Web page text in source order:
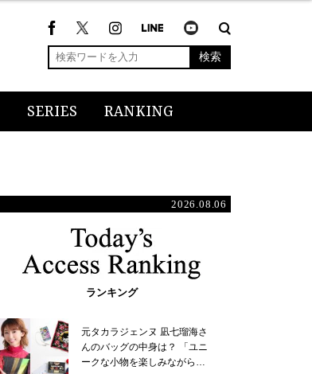
検索
SERIES RANKING
2026.08.06
ランキング
元タカラジェンヌ 凪七瑠海さ
んのバッグの中身は？ 「ユニ
ークな小物を楽しみながら…